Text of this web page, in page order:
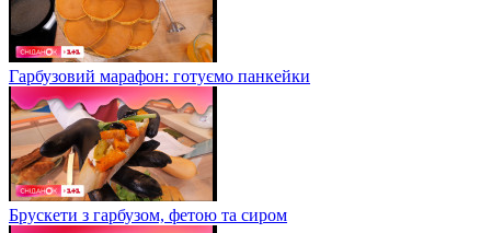
Гарбузовий марафон: готуємо панкейки
Брускети з гарбузом, фетою та сиром